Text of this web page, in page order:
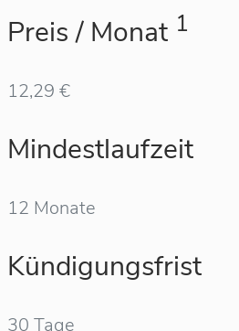
Preis / Monat 1
12,29 €
Mindestlaufzeit
12 Monate
Kündigungsfrist
30 Tage